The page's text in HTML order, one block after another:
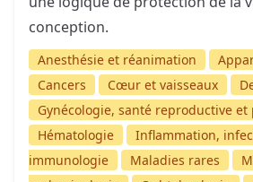
conception.
Anesthésie et réanimation
Cancers
Cœur et vaisseaux
Gynécologie, santé reproductive
Hématologie
Inflammation,
immunologie
Maladies rares